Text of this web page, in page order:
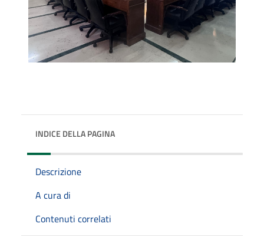
INDICE DELLA PAGINA
Descrizione
A cura di
Contenuti correlati